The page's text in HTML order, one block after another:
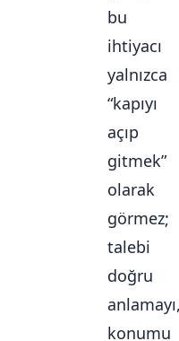
bu
ihtiyacı
yalnızca
“kapıyı
açıp
gitmek”
olarak
görmez;
talebi
doğru
konumu